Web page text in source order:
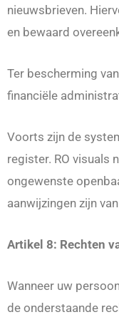
nieuwsbrieven.
en bewaard
Ter bescherming
financiële
Voorts zijn de
register. RO visuals
ongewenste
aanwijzingen zijn
Artikel 8: Rechten
Wanneer uw
de onderstaande